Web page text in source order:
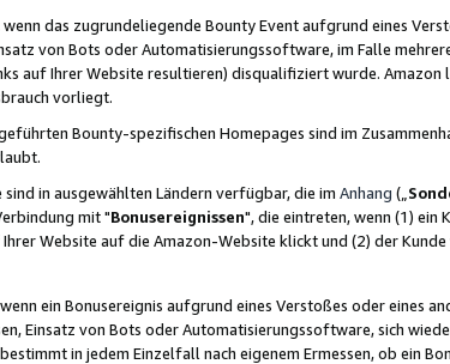
das zugrundeliegende Bounty Event aufgrund eines
von Bots oder Automatisierungssoftware, im Falle
auf Ihrer Website resultieren) disqualifiziert wurde.
vorliegt.
Bounty-spezifischen Homepages sind im
sind in ausgewählten Ländern verfügbar, die im Anhang („
mit "Bonusereignissen", die eintreten, wenn (1) ein
Website auf die Amazon-Website klickt und (2) der
ein Bonusereignis aufgrund eines Verstoßes oder eines
Einsatz von Bots oder Automatisierungssoftware, sich
in jedem Einzelfall nach eigenem Ermessen, ob ein